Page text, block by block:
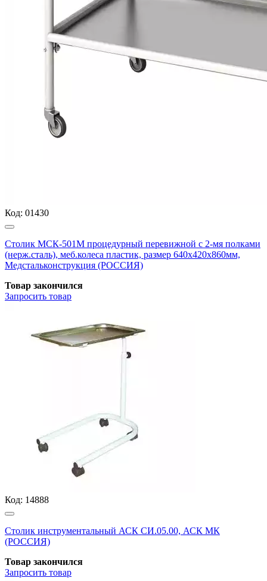
Код: 01430
Столик МСК-501М процедурный перевижной с 2-мя полками
(нерж.сталь), меб.колеса пластик, размер 640х420х860мм,
Медстальконструкция (РОССИЯ)
Товар закончился
Запросить товар
Код: 14888
Столик инструментальный АСК СИ.05.00, АСК МК
(РОССИЯ)
Товар закончился
Запросить товар